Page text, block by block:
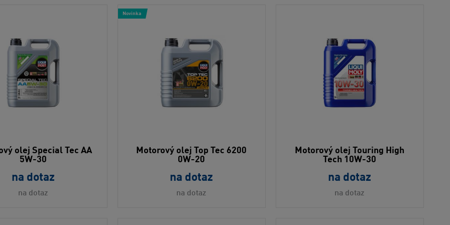
olej Special Tec AA
5W-30
na dotaz
na dotaz
Motorový olej Top Tec 6200
0W-20
na dotaz
na dotaz
Novinka
Motorový olej Touring High
Tech 10W-30
na dotaz
na dotaz